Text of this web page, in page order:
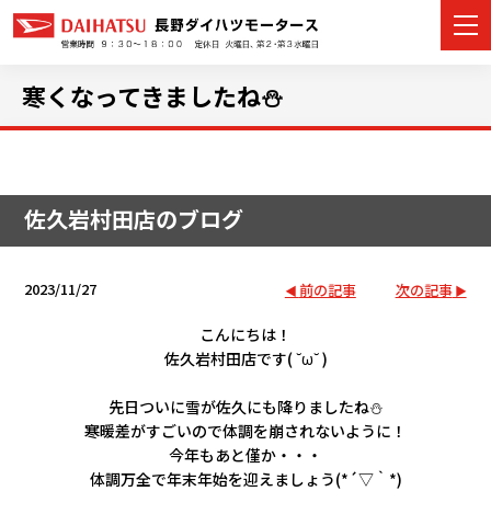
店舗情報
イベント・キャンペーン
アフターサポート
寒くなってきましたね⛄
佐久岩村田店のブログ
2023/11/27 前の記事 次の記事
こんにちは！
佐久岩村田店です( ˘ω˘ )
先日ついに雪が佐久にも降りましたね⛄
寒暖差がすごいので体調を崩されないように！
今年もあと僅か・・・
体調万全で年末年始を迎えましょう(*´▽｀*)